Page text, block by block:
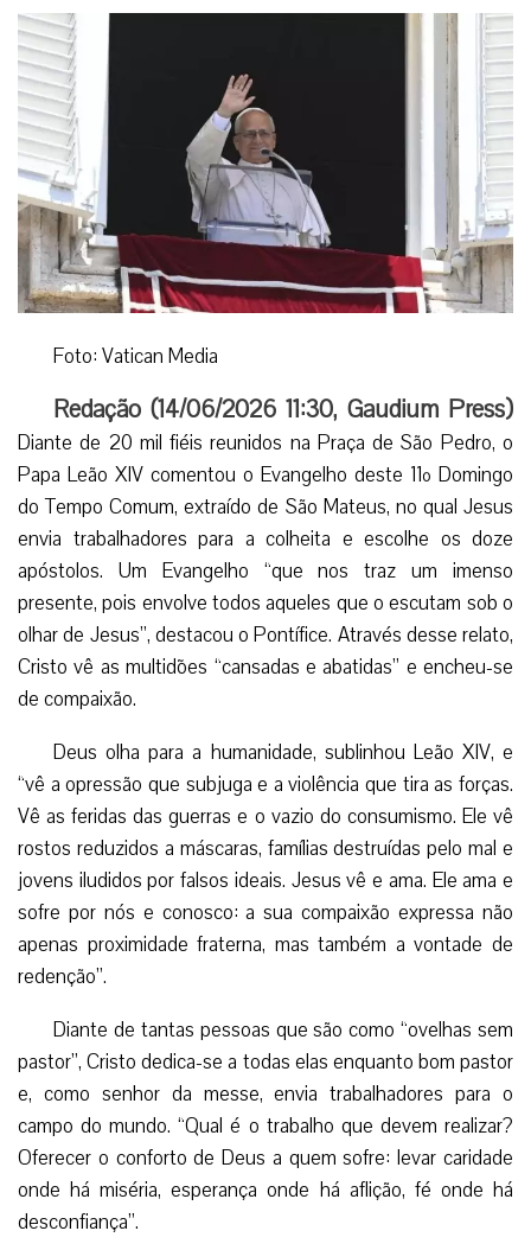
Foto: Vatican Media
Redação (14/06/2026 11:30, Gaudium Press)
Diante de 20 mil fiéis reunidos na Praça de São Pedro, o
Papa Leão XIV comentou o Evangelho deste 11º Domingo
do Tempo Comum, extraído de São Mateus, no qual Jesus
envia trabalhadores para a colheita e escolhe os doze
apóstolos. Um Evangelho “que nos traz um imenso
presente, pois envolve todos aqueles que o escutam sob o
olhar de Jesus”, destacou o Pontífice. Através desse relato,
Cristo vê as multidões “cansadas e abatidas” e encheu-se
de compaixão.
Deus olha para a humanidade, sublinhou Leão XIV, e
“vê a opressão que subjuga e a violência que tira as forças.
Vê as feridas das guerras e o vazio do consumismo. Ele vê
rostos reduzidos a máscaras, famílias destruídas pelo mal e
jovens iludidos por falsos ideais. Jesus vê e ama. Ele ama e
sofre por nós e conosco: a sua compaixão expressa não
apenas proximidade fraterna, mas também a vontade de
redenção”.
Diante de tantas pessoas que são como “ovelhas sem
pastor”, Cristo dedica-se a todas elas enquanto bom pastor
e, como senhor da messe, envia trabalhadores para o
campo do mundo. “Qual é o trabalho que devem realizar?
Oferecer o conforto de Deus a quem sofre: levar caridade
onde há miséria, esperança onde há aflição, fé onde há
desconfiança”.